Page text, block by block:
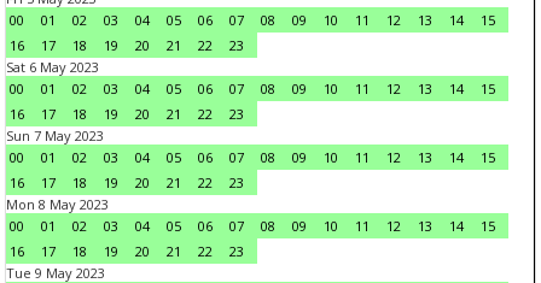
00
01 02 03 04 05 06 07 08 09 10 11 12 13 14
15
16
17 18 19 20 21 22
23
Sat 6 May 2023
00
01 02 03 04 05 06 07 08 09 10 11 12 13 14
15
16
17 18 19 20 21 22
23
Sun 7 May 2023
00
01 02 03 04 05 06 07 08 09 10 11 12 13 14
15
16
17 18 19 20 21 22
23
Mon 8 May 2023
00
01 02 03 04 05 06 07 08 09 10 11 12 13 14
15
16
17 18 19 20 21 22
23
Tue 9 May 2023